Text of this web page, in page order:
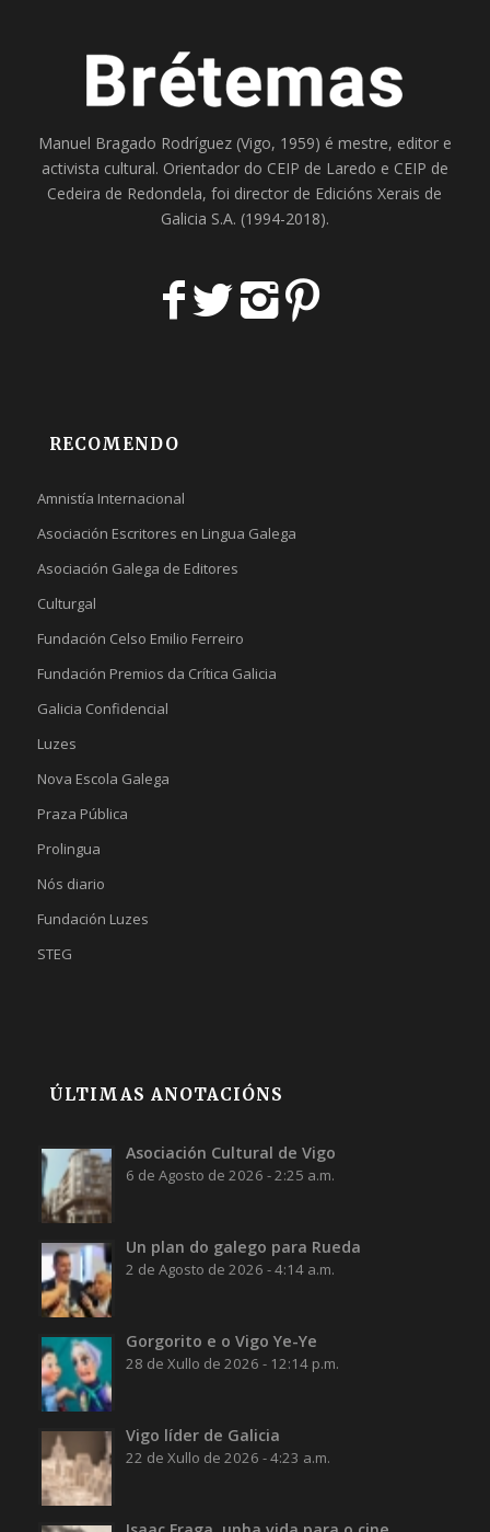
Manuel Bragado Rodríguez (Vigo, 1959) é mestre, editor e
activista cultural. Orientador do CEIP de Laredo e CEIP de
Cedeira de Redondela, foi director de Edicións Xerais de
Galicia S.A. (1994-2018).
RECOMENDO
Amnistía Internacional
Asociación Escritores en Lingua Galega
Asociación Galega de Editores
Culturgal
Fundación Celso Emilio Ferreiro
Fundación Premios da Crítica Galicia
Galicia Confidencial
Luzes
Nova Escola Galega
Praza Pública
Prolingua
Nós diario
Fundación Luzes
STEG
ÚLTIMAS ANOTACIÓNS
Asociación Cultural de Vigo
6 de Agosto de 2026 - 2:25 a.m.
Un plan do galego para Rueda
2 de Agosto de 2026 - 4:14 a.m.
Gorgorito e o Vigo Ye-Ye
28 de Xullo de 2026 - 12:14 p.m.
Vigo líder de Galicia
22 de Xullo de 2026 - 4:23 a.m.